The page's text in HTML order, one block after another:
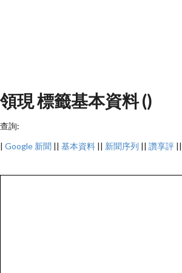
領現 標籤基本資料 ()
查詢:
| Google 新聞 || 基本資料 || 新聞序列 || 讚享評 ||